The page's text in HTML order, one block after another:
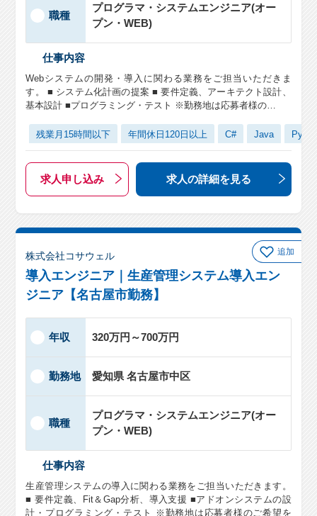
職種
プログラマ・システムエンジニア(オー
プン・WEB)
仕事内容
Webシステムの開発・導入に関わる業務をご担当いただきま
す。 ■ システム化計画の提案 ■ 要件定義、アーキテクト設計、
基本設計 ■プログラミング・テスト ※勤務地は応募者様の…
残業月15時間以下 年間休日120日以上 C# Java
求人申し込み 求人の詳細を見る
追加
株式会社コサウェル
導入エンジニア｜生産管理システム導入エン
ジニア【名古屋市勤務】
年収 320万円～700万円
勤務地 愛知県 名古屋市中区
職種
プログラマ・システムエンジニア(オー
プン・WEB)
仕事内容
生産管理システムの導入に関わる業務をご担当いただきます。
■ 要件定義、Fit＆Gap分析、導入支援 ■アドオンシステムの設
計・プログラミング・テスト ※勤務地は応募者様のご希望を